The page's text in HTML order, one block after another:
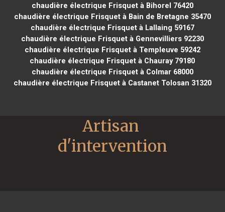
chaudière électrique Frisquet à Bihorel 76420
chaudière électrique Frisquet à Bain de Bretagne 35470
chaudière électrique Frisquet à Lallaing 59167
chaudière électrique Frisquet à Gennevilliers 92230
chaudière électrique Frisquet à Templeuve 59242
chaudière électrique Frisquet à Chauray 79180
chaudière électrique Frisquet à Colmar 68000
chaudière électrique Frisquet à Castanet Tolosan 31320
Artisan
d'intervention